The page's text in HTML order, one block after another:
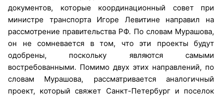
документов, которые координационный совет при
министре транспорта Игоре Левитине направил на
рассмотрение правительства РФ. По словам Мурашова,
он не сомневается в том, что эти проекты будут
одобрены, поскольку являются самыми
востребованными. Помимо двух этих направлений, по
словам Мурашова, рассматривается аналогичный
проект, который свяжет Санкт-Петербург и поселок